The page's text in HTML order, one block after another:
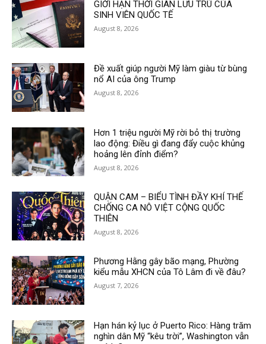
GIỚI HẠN THỜI GIAN LƯU TRÚ CỦA
SINH VIÊN QUỐC TẾ
August 8, 2026
Đề xuất giúp người Mỹ làm giàu từ bùng
nổ AI của ông Trump
August 8, 2026
Hơn 1 triệu người Mỹ rời bỏ thị trường
lao động: Điều gì đang đẩy cuộc khủng
hoảng lên đỉnh điểm?
August 8, 2026
QUẬN CAM – BIỂU TÌNH ĐẦY KHÍ THẾ
CHỐNG CA NÔ VIỆT CỘNG QUỐC
THIÊN
August 8, 2026
Phương Hằng gây bão mạng, Phường
kiểu mẫu XHCN của Tô Lâm đi về đâu?
August 7, 2026
Hạn hán kỷ lục ở Puerto Rico: Hàng trăm
nghìn dân Mỹ “kêu trời”, Washington vẫn